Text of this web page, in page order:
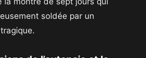
soldée par un